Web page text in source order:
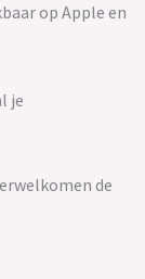
op Apple en
je
de